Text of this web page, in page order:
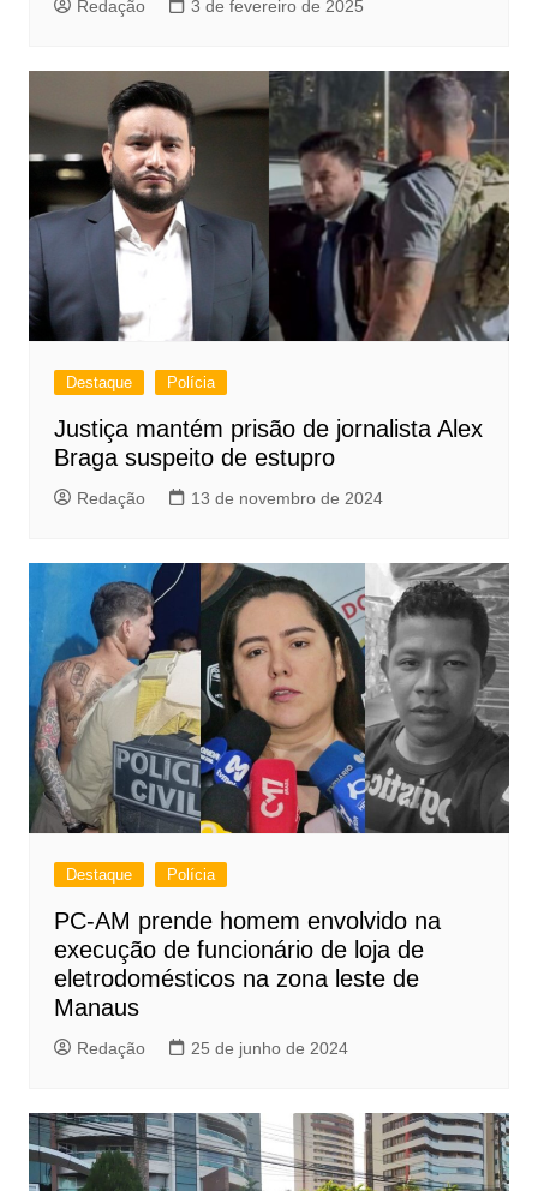
Redação 3 de fevereiro de 2025
Destaque Polícia
Justiça mantém prisão de jornalista Alex
Braga suspeito de estupro
Redação 13 de novembro de 2024
Destaque Polícia
PC-AM prende homem envolvido na
execução de funcionário de loja de
eletrodomésticos na zona leste de
Manaus
Redação 25 de junho de 2024